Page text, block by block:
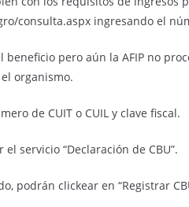
consulta.aspx ingresando el
pero aún la AFIP no
organismo.
de CUIT o CUIL y clave fiscal.
servicio “Declaración de CBU”.
podrán clickear en “Registrar